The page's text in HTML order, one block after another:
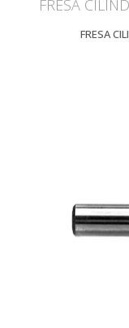
FRESA
FRESA